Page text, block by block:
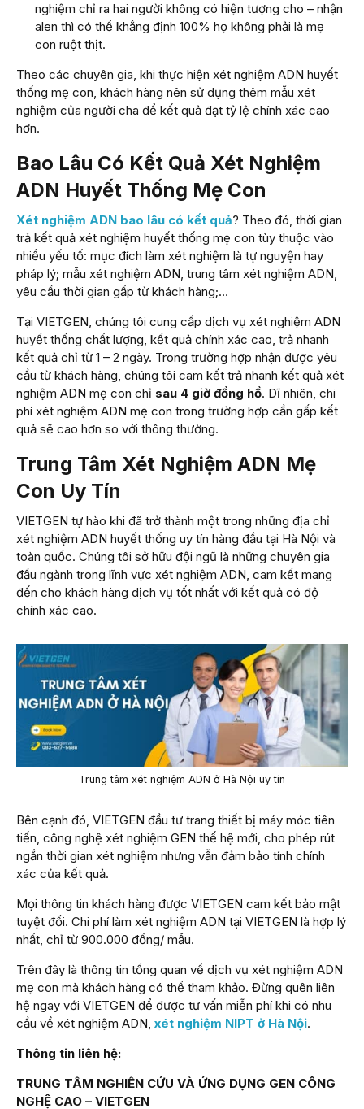
nghiệm chỉ ra hai người không có hiện tượng cho – nhận
alen thì có thể khẳng định 100% họ không phải là mẹ
con ruột thịt.
Theo các chuyên gia, khi thực hiện xét nghiệm ADN huyết
thống mẹ con, khách hàng nên sử dụng thêm mẫu xét
nghiệm của người cha để kết quả đạt tỷ lệ chính xác cao
hơn.
Bao Lâu Có Kết Quả Xét Nghiệm
ADN Huyết Thống Mẹ Con
Xét nghiệm ADN bao lâu có kết quả? Theo đó, thời gian
trả kết quả xét nghiệm huyết thống mẹ con tùy thuộc vào
nhiều yếu tố: mục đích làm xét nghiệm là tự nguyện hay
pháp lý; mẫu xét nghiệm ADN, trung tâm xét nghiệm ADN,
yêu cầu thời gian gấp từ khách hàng;…
Tại VIETGEN, chúng tôi cung cấp dịch vụ xét nghiệm ADN
huyết thống chất lượng, kết quả chính xác cao, trả nhanh
kết quả chỉ từ 1 – 2 ngày. Trong trường hợp nhận được yêu
cầu từ khách hàng, chúng tôi cam kết trả nhanh kết quả xét
nghiệm ADN mẹ con chỉ sau 4 giờ đồng hồ. Dĩ nhiên, chi
phí xét nghiệm ADN mẹ con trong trường hợp cần gấp kết
quả sẽ cao hơn so với thông thường.
Trung Tâm Xét Nghiệm ADN Mẹ
Con Uy Tín
VIETGEN tự hào khi đã trở thành một trong những địa chỉ
xét nghiệm ADN huyết thống uy tín hàng đầu tại Hà Nội và
toàn quốc. Chúng tôi sở hữu đội ngũ là những chuyên gia
đầu ngành trong lĩnh vực xét nghiệm ADN, cam kết mang
đến cho khách hàng dịch vụ tốt nhất với kết quả có độ
chính xác cao.
Trung tâm xét nghiệm ADN ở Hà Nội uy tín
Bên cạnh đó, VIETGEN đầu tư trang thiết bị máy móc tiên
tiến, công nghệ xét nghiệm GEN thế hệ mới, cho phép rút
ngắn thời gian xét nghiệm nhưng vẫn đảm bảo tính chính
xác của kết quả.
Mọi thông tin khách hàng được VIETGEN cam kết bảo mật
tuyệt đối. Chi phí làm xét nghiệm ADN tại VIETGEN là hợp lý
nhất, chỉ từ 900.000 đồng/ mẫu.
Trên đây là thông tin tổng quan về dịch vụ xét nghiệm ADN
mẹ con mà khách hàng có thể tham khảo. Đừng quên liên
hệ ngay với VIETGEN để được tư vấn miễn phí khi có nhu
cầu về xét nghiệm ADN, xét nghiệm NIPT ở Hà Nội.
Thông tin liên hệ:
TRUNG TÂM NGHIÊN CỨU VÀ ỨNG DỤNG GEN CÔNG
NGHỆ CAO – VIETGEN